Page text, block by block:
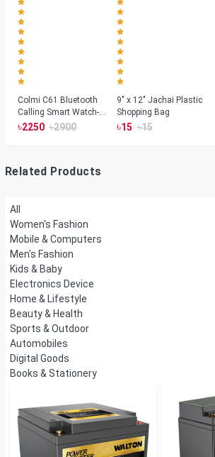
Colmi C61 Bluetooth
Calling Smart Watch-
Silver Color
৳2250 ৳2900
9" x 12" Jachai Plastic
Shopping Bag
৳15 ৳15
Related Products
All
Women's Fashion
Mobile & Computers
Men's Fashion
Kids & Baby
Electronics Device
Home & Lifestyle
Beauty & Health
Sports & Outdoor
Automobiles
Digital Goods
Books & Stationery